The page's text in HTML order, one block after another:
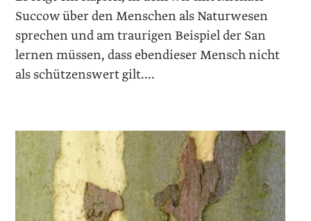
Succow über den Menschen als Naturwesen
sprechen und am traurigen Beispiel der San
lernen müssen, dass ­ebendieser Mensch nicht
als schützenswert gilt....